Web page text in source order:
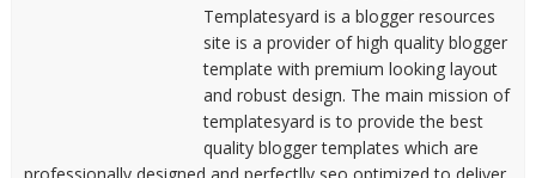
Templatesyard is a blogger resources
site is a provider of high quality blogger
template with premium looking layout
and robust design. The main mission of
templatesyard is to provide the best
quality blogger templates which are